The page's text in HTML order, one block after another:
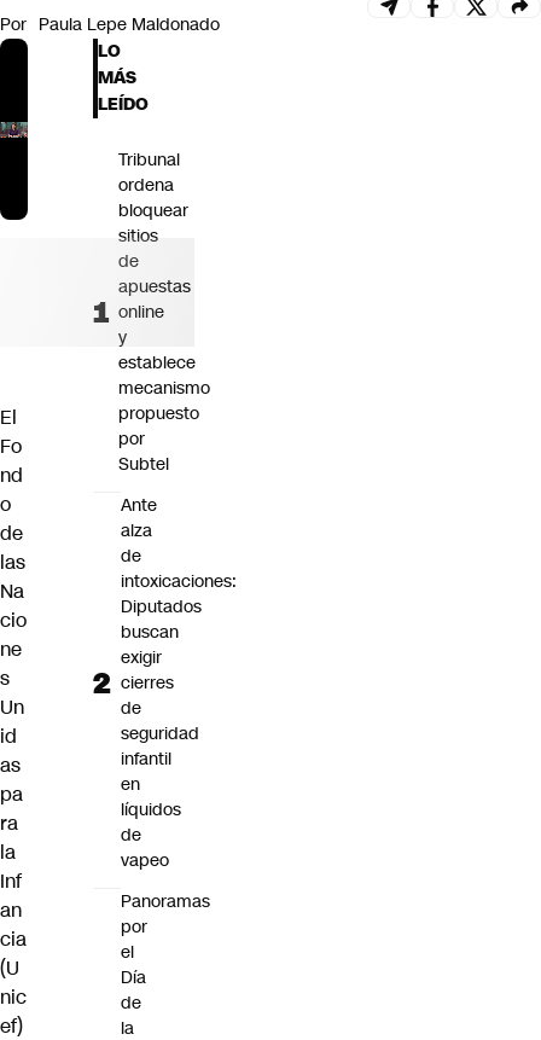
Por Paula Lepe Maldonado
El
Fo
nd
o
de
las
Na
cio
ne
s
Un
id
as
pa
ra
la
Inf
an
cia
(U
nic
ef)
LO
MÁS
LEÍDO
Tribunal
ordena
bloquear
sitios
de
apuestas
online
y
establece
mecanismo
propuesto
por
Subtel
Ante
alza
de
intoxicaciones:
Diputados
buscan
exigir
cierres
de
seguridad
infantil
en
líquidos
de
vapeo
Panoramas
por
el
Día
de
la